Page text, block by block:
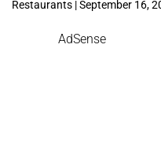
Restaurants | September 16,
AdSense